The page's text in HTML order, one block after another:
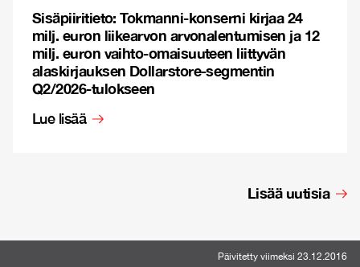
Sisäpiiritieto: Tokmanni-konserni kirjaa 24
milj. euron liikearvon arvonalentumisen ja 12
milj. euron vaihto-omaisuuteen liittyvän
alaskirjauksen Dollarstore-segmentin
Q2/2026-tulokseen
Lue lisää
Lisää uutisia
Päivitetty viimeksi 23.12.2016